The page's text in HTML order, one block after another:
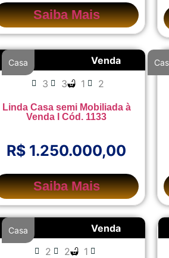
Saiba Mais
Venda
Casa
3 3 1 2
Linda Casa semi Mobiliada à
Venda I Cód. 1133
R$ 1.250.000,00
Saiba Mais
Venda
Casa
2 2 1